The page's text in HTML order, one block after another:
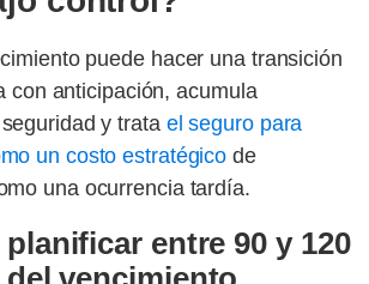
puede hacer una transición
con anticipación, acumula
y trata el seguro para
un costo estratégico de
una ocurrencia tardía.
planificar entre 90 y 120